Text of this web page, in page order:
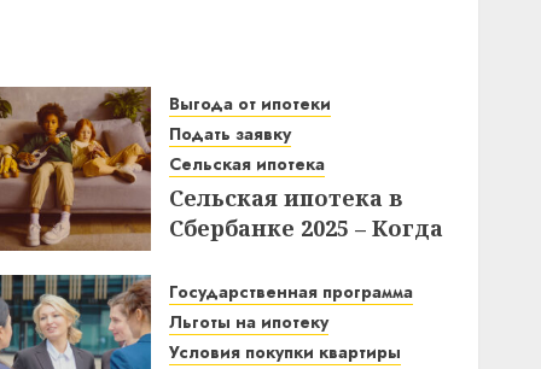
Выгода от ипотеки
Подать заявку
Сельская ипотека
Сельская ипотека в
Сбербанке 2025 – Когда
получить выгоду?
03.12.2025
Государственная программа
Льготы на ипотеку
Условия покупки квартиры